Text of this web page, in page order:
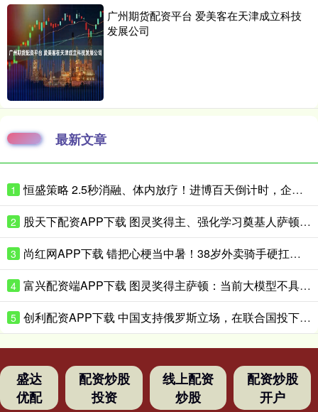
广州期货配资平台 爱美客在天津成立科技
发展公司
最新文章
1 恒盛策略 2.5秒消融、体内放疗！进博百天倒计时，企业亮出微创医疗硬核黑科技
2 股天下配资APP下载 图灵奖得主、强化学习奠基人萨顿：心理学是我的“秘密武器”
3 尚红网APP下载 错把心梗当中暑！38岁外卖骑手硬扛胸痛3小时，医生提醒来了！
4 富兴配资端APP下载 图灵奖得主萨顿：当前大模型不具备真实体验，到2040年有五成概率洞悉心智
5 创利配资APP下载 中国支持俄罗斯立场，在联合国投下反对票，为伊朗主持公道！
盛达
优配
配资炒股
投资
线上配资
炒股
配资炒股
开户